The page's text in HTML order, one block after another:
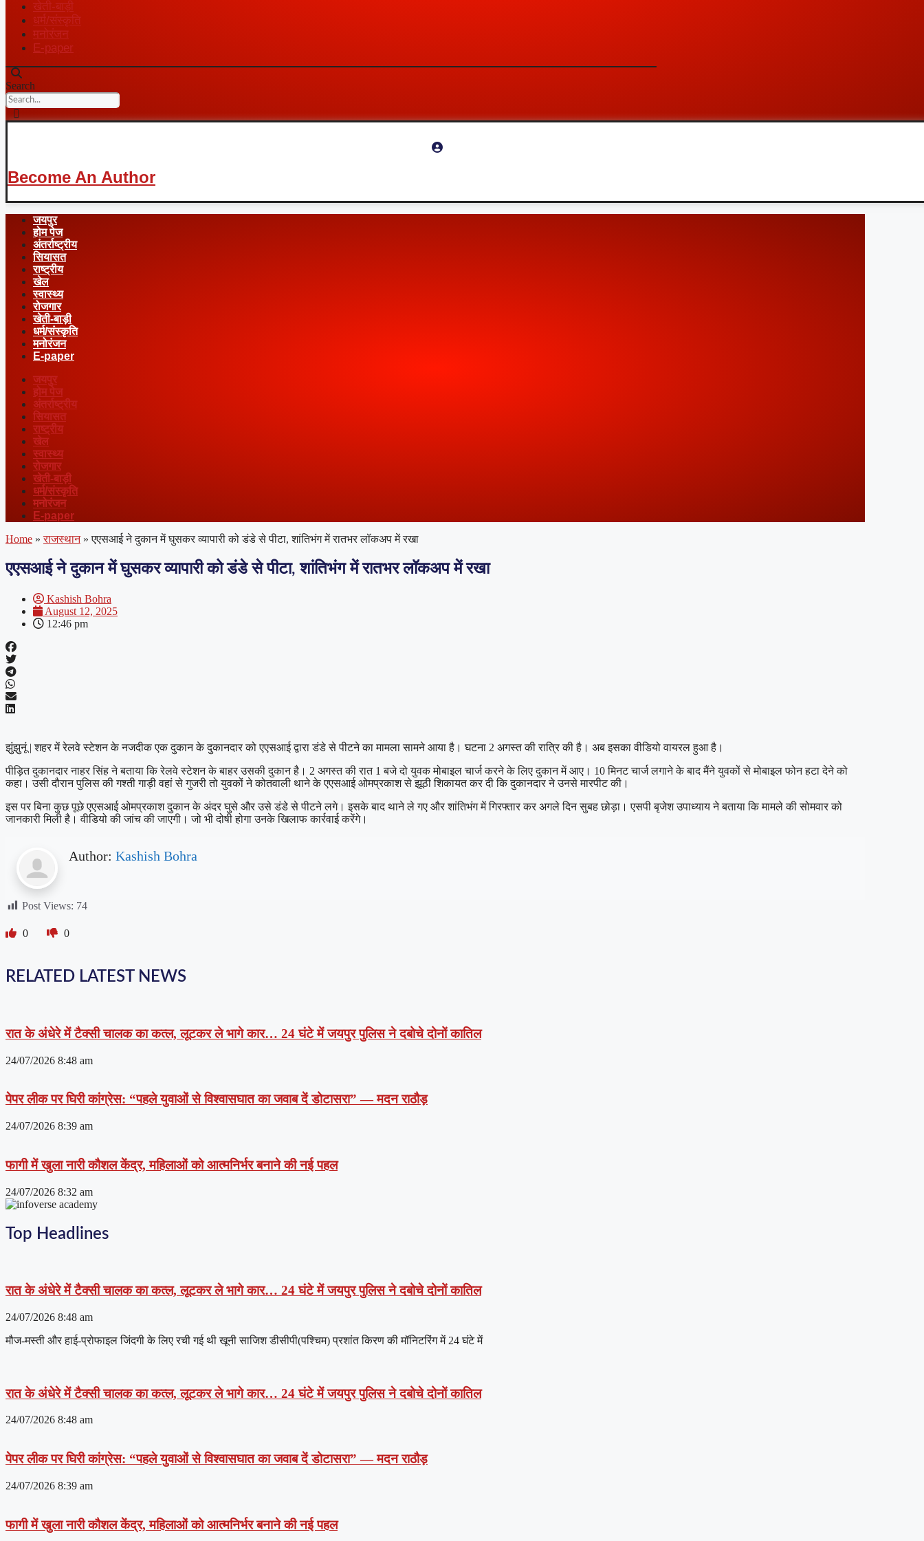
खेती-बाड़ी
धर्म/संस्कृति
मनोरंजन
E-paper
Search
Become An Author
जयपुर
होम पेज
अंतर्राष्ट्रीय
सियासत
राष्ट्रीय
खेल
स्वास्थ्य
रोजगार
खेती-बाड़ी
धर्म/संस्कृति
मनोरंजन
E-paper
जयपुर
होम पेज
अंतर्राष्ट्रीय
सियासत
राष्ट्रीय
खेल
स्वास्थ्य
रोजगार
खेती-बाड़ी
धर्म/संस्कृति
मनोरंजन
E-paper
Home » राजस्थान » एएसआई ने दुकान में घुसकर व्यापारी को डंडे से पीटा, शांतिभंग में रातभर लॉकअप में रखा
एएसआई ने दुकान में घुसकर व्यापारी को डंडे से पीटा, शांतिभंग में रातभर लॉकअप में रखा
Kashish Bohra
August 12, 2025
12:46 pm
झुंझुनूं | शहर में रेलवे स्टेशन के नजदीक एक दुकान के दुकानदार को एएसआई द्वारा डंडे से पीटने का मामला सामने आया है। घटना 2 अगस्त की रात्रि की है। अब इसका वीडियो वायरल हुआ है।
पीड़ित दुकानदार नाहर सिंह ने बताया कि रेलवे स्टेशन के बाहर उसकी दुकान है। 2 अगस्त की रात 1 बजे दो युवक मोबाइल चार्ज करने के लिए दुकान में आए। 10 मिनट चार्ज लगाने के बाद मैंने युवकों से मोबाइल फोन हटा देने को
कहा। उसी दौरान पुलिस की गश्ती गाड़ी वहां से गुजरी तो युवकों ने कोतवाली थाने के एएसआई ओमप्रकाश से झूठी शिकायत कर दी कि दुकानदार ने उनसे मारपीट की।
इस पर बिना कुछ पूछे एएसआई ओमप्रकाश दुकान के अंदर घुसे और उसे डंडे से पीटने लगे। इसके बाद थाने ले गए और शांतिभंग में गिरफ्तार कर अगले दिन सुबह छोड़ा। एसपी बृजेश उपाध्याय ने बताया कि मामले की सोमवार को
जानकारी मिली है। वीडियो की जांच की जाएगी। जो भी दोषी होगा उनके खिलाफ कार्रवाई करेंगे।
Author: Kashish Bohra
Post Views: 74
0 0
RELATED LATEST NEWS
रात के अंधेरे में टैक्सी चालक का कत्ल, लूटकर ले भागे कार… 24 घंटे में जयपुर पुलिस ने दबोचे दोनों कातिल
24/07/2026 8:48 am
पेपर लीक पर घिरी कांग्रेस: “पहले युवाओं से विश्वासघात का जवाब दें डोटासरा” — मदन राठौड़
24/07/2026 8:39 am
फागी में खुला नारी कौशल केंद्र, महिलाओं को आत्मनिर्भर बनाने की नई पहल
24/07/2026 8:32 am
Top Headlines
रात के अंधेरे में टैक्सी चालक का कत्ल, लूटकर ले भागे कार… 24 घंटे में जयपुर पुलिस ने दबोचे दोनों कातिल
24/07/2026 8:48 am
मौज-मस्ती और हाई-प्रोफाइल जिंदगी के लिए रची गई थी खूनी साजिश डीसीपी(पश्चिम) प्रशांत किरण की मॉनिटरिंग में 24 घंटे में
रात के अंधेरे में टैक्सी चालक का कत्ल, लूटकर ले भागे कार… 24 घंटे में जयपुर पुलिस ने दबोचे दोनों कातिल
24/07/2026 8:48 am
पेपर लीक पर घिरी कांग्रेस: “पहले युवाओं से विश्वासघात का जवाब दें डोटासरा” — मदन राठौड़
24/07/2026 8:39 am
फागी में खुला नारी कौशल केंद्र, महिलाओं को आत्मनिर्भर बनाने की नई पहल